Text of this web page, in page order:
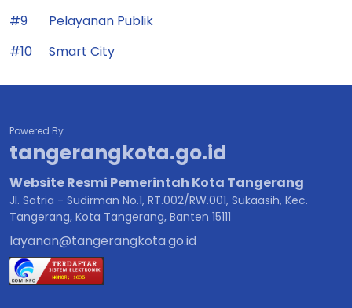
#9
Pelayanan Publik
#10
Smart City
Powered By
tangerangkota.go.id
Website Resmi Pemerintah Kota Tangerang
Jl. Satria - Sudirman No.1, RT.002/RW.001, Sukaasih, Kec.
Tangerang, Kota Tangerang, Banten 15111
layanan@tangerangkota.go.id